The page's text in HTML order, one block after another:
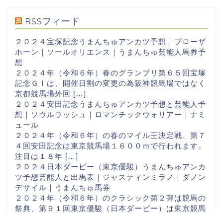
RSSフィード
２０２４宝塚記念うまんちゅアンカツ予想｜ブローザ
ホーン｜ソールオリエンス｜うまんちゅ芸能人馬券予
想
２０２４年（令和６年）春のグランプリ第６５回宝塚
記念ＧⅠは、開催日割の変更の為阪神競馬場ではなく
京都競馬場外回 […]
２０２４安田記念うまんちゅアンカツ予想と芸能人予
想｜ソウルラッシュ｜ロマンチックウォリアー｜ナミ
ュール
２０２４年（令和６年）の春のマイル王決定戦、第７
４回安田記念は東京競馬場１６００ｍで行われます。
注目は１８年 […]
２０２４日本ダービー（東京優駿）うまんちゅアンカ
ツ予想芸能人と出馬表｜ジャスティンミラノ｜ダノン
デサイル｜うまんちゅ馬券
２０２４年（令和６年）のクラシック第２弾は競馬の
祭典、第９１回東京優駿（日本ダービー）は東京競馬